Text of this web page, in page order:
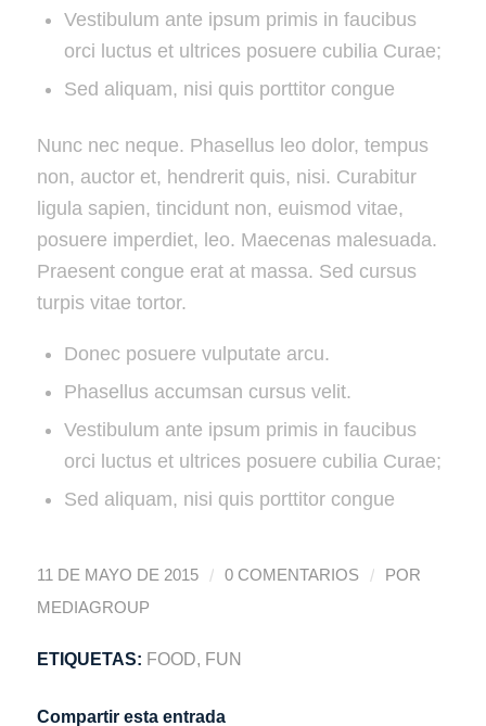
Vestibulum ante ipsum primis in faucibus
orci luctus et ultrices posuere cubilia Curae;
Sed aliquam, nisi quis porttitor congue
Nunc nec neque. Phasellus leo dolor, tempus
non, auctor et, hendrerit quis, nisi. Curabitur
ligula sapien, tincidunt non, euismod vitae,
posuere imperdiet, leo. Maecenas malesuada.
Praesent congue erat at massa. Sed cursus
turpis vitae tortor.
Donec posuere vulputate arcu.
Phasellus accumsan cursus velit.
Vestibulum ante ipsum primis in faucibus
orci luctus et ultrices posuere cubilia Curae;
Sed aliquam, nisi quis porttitor congue
11 DE MAYO DE 2015 / 0 COMENTARIOS /
POR
MEDIAGROUP
ETIQUETAS: FOOD, FUN
Compartir esta entrada